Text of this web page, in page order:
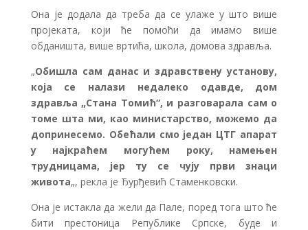
Она је додала да треба да се улаже у што више
пројеката, који ће помоћи да имамо више
обданишта, више вртића, школа, домова здравља.
„Обишла сам данас и здравствену установу,
која се налази недалеко одавде, дом
здравља „Стана Томић“, и разговарала сам о
томе шта ми, као министарство, можемо да
допринесемо. Обећали смо један ЦТГ апарат
у најкраћем могућем року, намењен
трудницама, јер ту се чују први знаци
живота„, рекла је Ђурђевић Стаменковски.
Она је истакла да жели да Пале, поред тога што ће
бити престоница Републике Српске, буде и